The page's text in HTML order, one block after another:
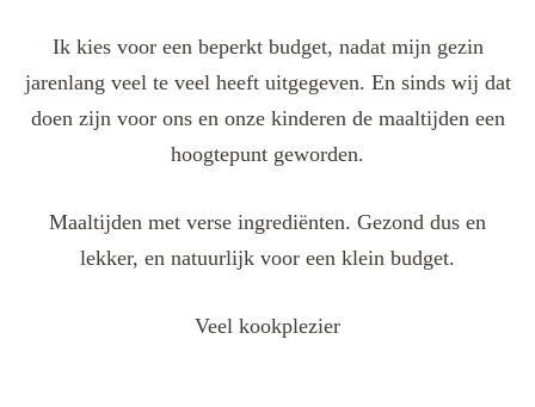
Ik kies voor een beperkt budget, nadat mijn gezin
jarenlang veel te veel heeft uitgegeven. En sinds wij dat
doen zijn voor ons en onze kinderen de maaltijden een
hoogtepunt geworden.
Maaltijden met verse ingrediënten. Gezond dus en
lekker, en natuurlijk voor een klein budget.
Veel kookplezier